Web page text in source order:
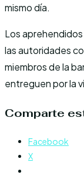
mismo día.
Los
las autoridades
miembros de la
entreguen por la
Comparte
Facebook
X